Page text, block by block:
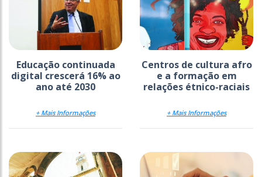
Educação continuada
digital crescerá 16% ao
ano até 2030
+ Mais Informações
Centros de cultura afro
e a formação em
relações étnico-raciais
+ Mais Informações